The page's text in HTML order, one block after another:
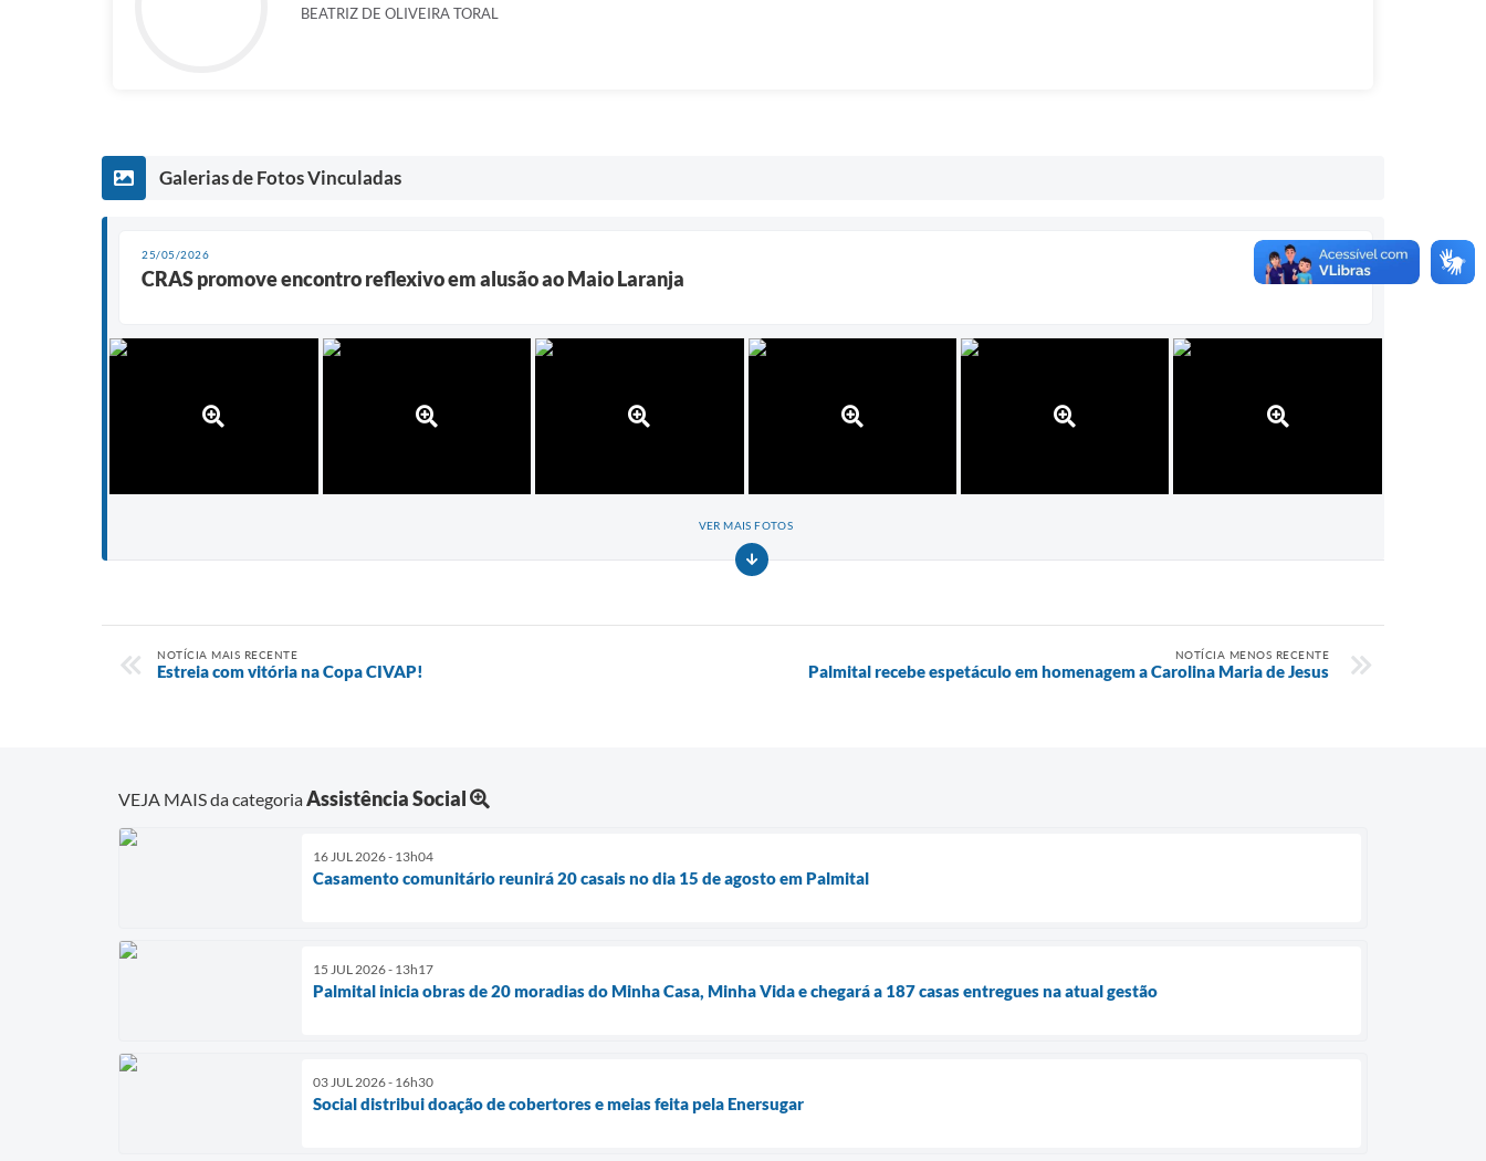
BEATRIZ DE OLIVEIRA TORAL
Galerias de Fotos Vinculadas
25/05/2026
CRAS promove encontro reflexivo em alusão ao Maio Laranja
VER MAIS FOTOS
NOTÍCIA MAIS RECENTE
Estreia com vitória na Copa CIVAP!
NOTÍCIA MENOS RECENTE
Palmital recebe espetáculo em homenagem a Carolina Maria de Jesus
VEJA MAIS da categoriaAssistência Social
16 JUL 2026 - 13h04
Casamento comunitário reunirá 20 casais no dia 15 de agosto em Palmital
15 JUL 2026 - 13h17
Palmital inicia obras de 20 moradias do Minha Casa, Minha Vida e chegará a 187 casas entregues na atual gestão
03 JUL 2026 - 16h30
Social distribui doação de cobertores e meias feita pela Enersugar